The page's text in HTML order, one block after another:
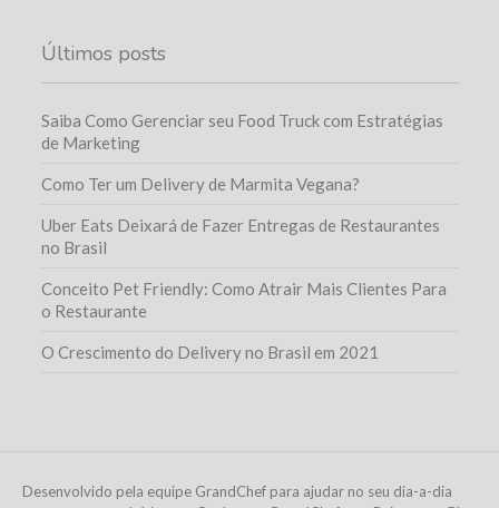
Últimos posts
Saiba Como Gerenciar seu Food Truck com Estratégias
de Marketing
Como Ter um Delivery de Marmita Vegana?
Uber Eats Deixará de Fazer Entregas de Restaurantes
no Brasil
Conceito Pet Friendly: Como Atrair Mais Clientes Para
o Restaurante
O Crescimento do Delivery no Brasil em 2021
Desenvolvido pela equipe GrandChef para ajudar no seu dia-a-dia